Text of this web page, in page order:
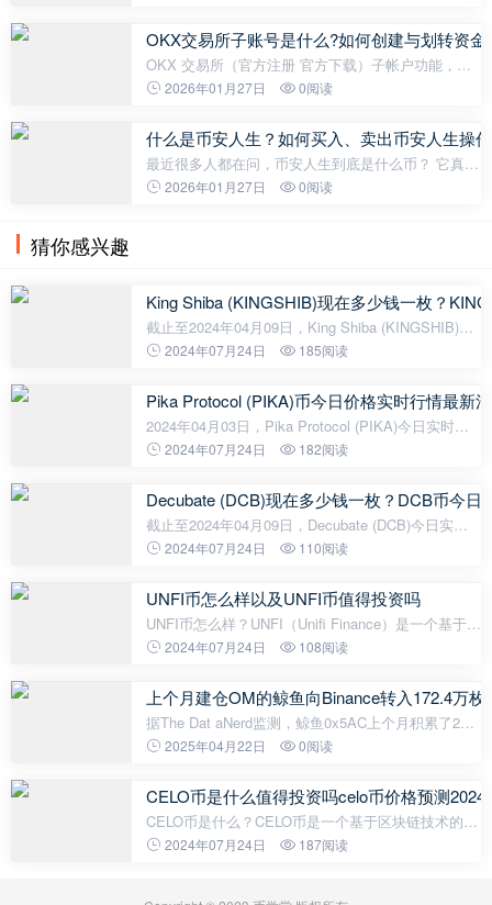
考验、成熟的智能合约平台，
OKX交易所子账号是什么?如何创建与划转资
OKX 交易所（官方注册 官方下载）子帐户功能，一
个可以帮助用户更方便的管理资金、执行不同的交易
教学要如何在OKX 交易所零成本开
2026年01月27日 0阅读
什么是币安人生？如何买入、卖出币安人生操
最近很多人都在问，币安人生到底是什么币？ 它真的
是币安官方出的项目吗？ 其实它只是一个在币安智能
2026年01月27日 0阅读
猜你感兴趣
King Shiba (KINGSHIB)现在多少钱一枚？
截止至2024年04月09日，King Shiba (KINGSHIB)今
日实时最新价格是0.003803美元，约等于人民币
$0.004317美元，24H最低价$0.003571美元，24
2024年07月24日 185阅读
Pika Protocol (PIKA)币今日价格实时行情最新
2024年04月03日，Pika Protocol (PIKA)今日实时最
新价格是0.5489美元，约等于人民币3.97元。 24H最
交额$699.14美元，换手率0.01%。目前
2024年07月24日 182阅读
Decubate (DCB)现在多少钱一枚？DCB币今日
截止至2024年04月09日，Decubate (DCB)今日实时
最新价格是0.1278美元，约等于人民币0.9241元。
$0.1272美元，24H成交额$1,065,249美
2024年07月24日 110阅读
UNFI币怎么样以及UNFI币值得投资吗
UNFI币怎么样？UNFI（Unifi Finance）是一个基于
DeFi的去中心化金融平台。UNFI币是其平台上的原生
链代币，基于以太坊和币安智能链。U
2024年07月24日 108阅读
上个月建仓OM的鲸鱼向Binance转入172.4万
据The Dat aNerd监测，鲸鱼0x5AC上个月积累了290
万枚OM，当时价值1870万美元（平均入场费约6.45
100万美元)。如果全部出售，他将实现损
2025年04月22日 0阅读
CELO币是什么值得投资吗celo币价格预测
CELO币是什么？CELO币是一个基于区块链技术的数
字货币，它是Celo网络的内部加密货币。Celo是一个
2024年07月24日 187阅读